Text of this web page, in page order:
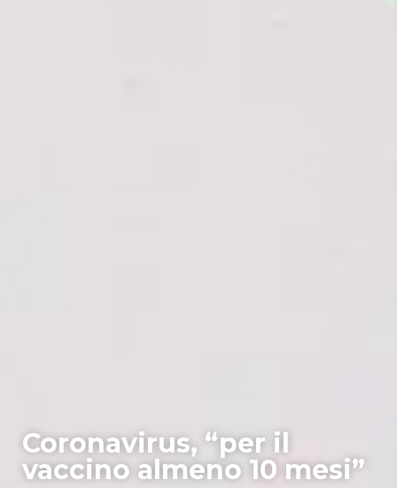
Coronavirus, “per il
vaccino almeno 10 mesi”